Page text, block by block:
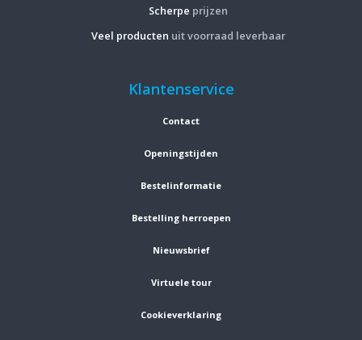
Scherpe prijzen
Veel producten uit voorraad leverbaar
Klantenservice
Contact
Openingstijden
Bestelinformatie
Bestelling herroepen
Nieuwsbrief
Virtuele tour
Cookieverklaring